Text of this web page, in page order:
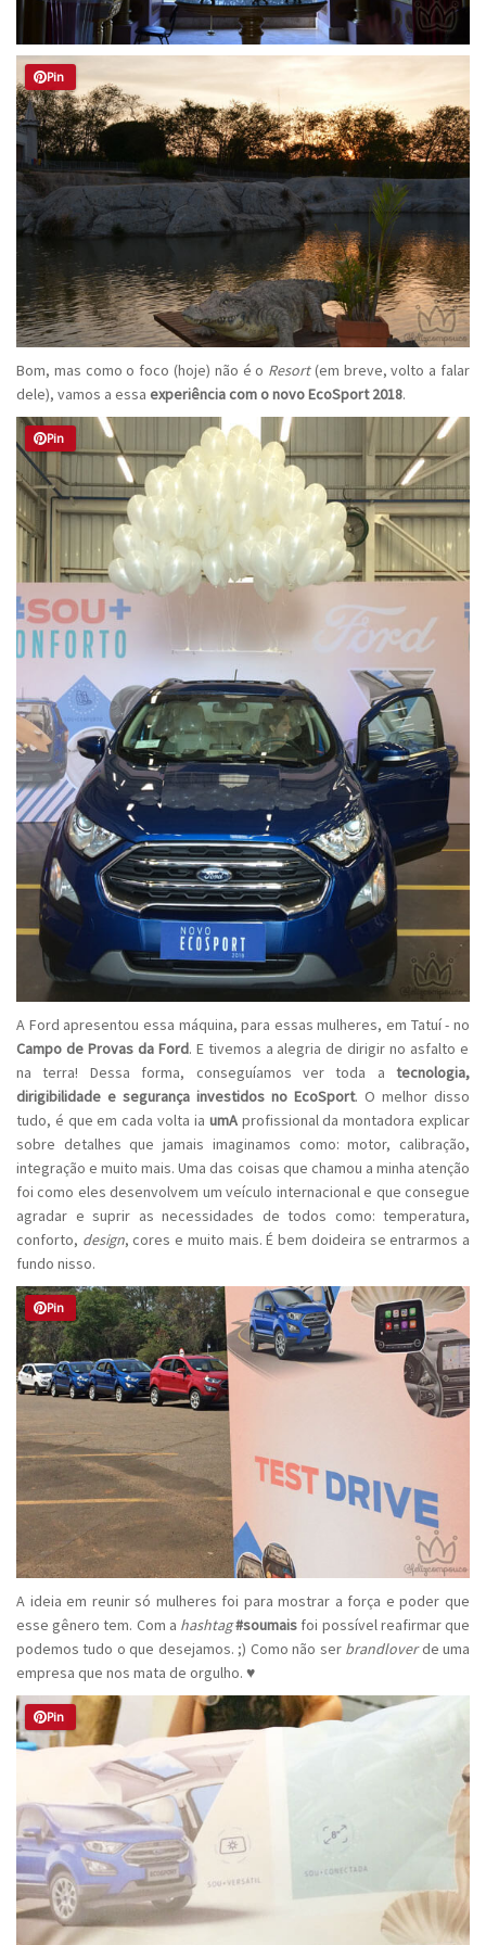
Pin
Bom, mas como o foco (hoje) não é o Resort(em breve, volto a falar
dele), vamos a essa experiência com o novo EcoSport 2018.
Pin
A Ford apresentou essa máquina, para essas mulheres, em Tatuí - no
Campo de Provas da Ford. E tivemos a alegria de dirigir no asfalto e
na terra! Dessa forma, conseguíamos ver toda a tecnologia,
dirigibilidade e segurança investidos no EcoSport. O melhor disso
tudo, é que em cada volta ia umAprofissional da montadora explicar
sobre detalhes que jamais imaginamos como: motor, calibração,
integração e muito mais. Uma das coisas que chamou a minha atenção
foi como eles desenvolvem um veículo internacional e que consegue
agradar e suprir as necessidades de todos como: temperatura,
conforto, design, cores e muito mais. É bem doideira se entrarmos a
fundo nisso.
Pin
A ideia em reunir só mulheres foi para mostrar a força e poder que
esse gênero tem. Com a hashtag#soumais foi possível reafirmar que
podemos tudo o que desejamos. ;) Como não ser brandloverde uma
empresa que nos mata de orgulho. ♥
Pin